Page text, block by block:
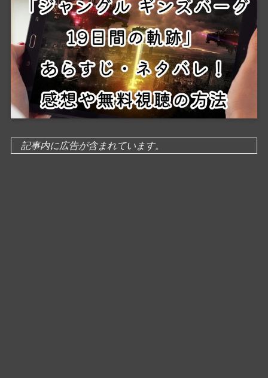
記事内に広告が含まれています。